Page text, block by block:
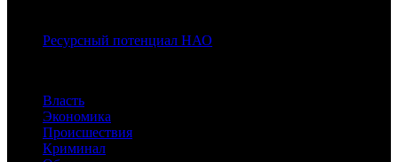
Ресурсный потенциал НАО
Власть
Экономика
Происшествия
Криминал